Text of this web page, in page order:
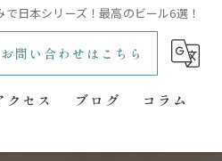
で日本シリーズ！最高のビール6選！
お問い合わせはこちら
クセス ブログ コラム